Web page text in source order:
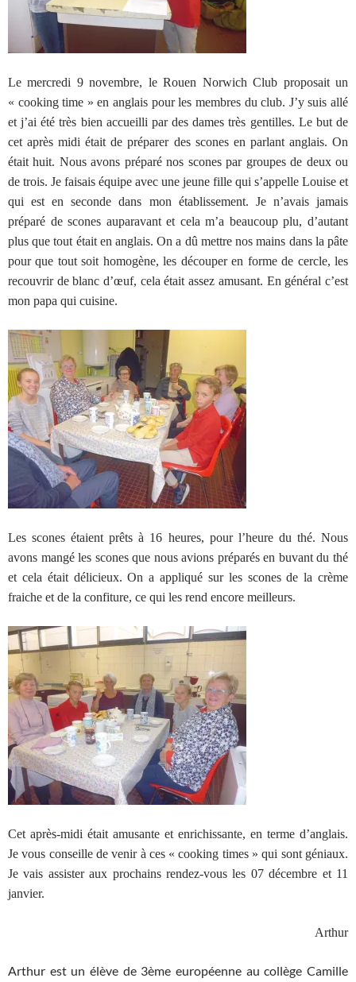
Le mercredi 9 novembre, le Rouen Norwich Club proposait un
« cooking time » en anglais pour les membres du club. J’y suis allé
et j’ai été très bien accueilli par des dames très gentilles. Le but de
cet après midi était de préparer des scones en parlant anglais. On
était huit. Nous avons préparé nos scones par groupes de deux ou
de trois. Je faisais équipe avec une jeune fille qui s’appelle Louise et
qui est en seconde dans mon établissement. Je n’avais jamais
préparé de scones auparavant et cela m’a beaucoup plu, d’autant
plus que tout était en anglais. On a dû mettre nos mains dans la pâte
pour que tout soit homogène, les découper en forme de cercle, les
recouvrir de blanc d’œuf, cela était assez amusant. En général c’est
mon papa qui cuisine.
Les scones étaient prêts à 16 heures, pour l’heure du thé. Nous
avons mangé les scones que nous avions préparés en buvant du thé
et cela était délicieux. On a appliqué sur les scones de la crème
fraiche et de la confiture, ce qui les rend encore meilleurs.
Cet après-midi était amusante et enrichissante, en terme d’anglais.
Je vous conseille de venir à ces « cooking times » qui sont géniaux.
Je vais assister aux prochains rendez-vous les 07 décembre et 11
janvier.
Arthur
Arthur est un élève de 3ème européenne au collège Camille